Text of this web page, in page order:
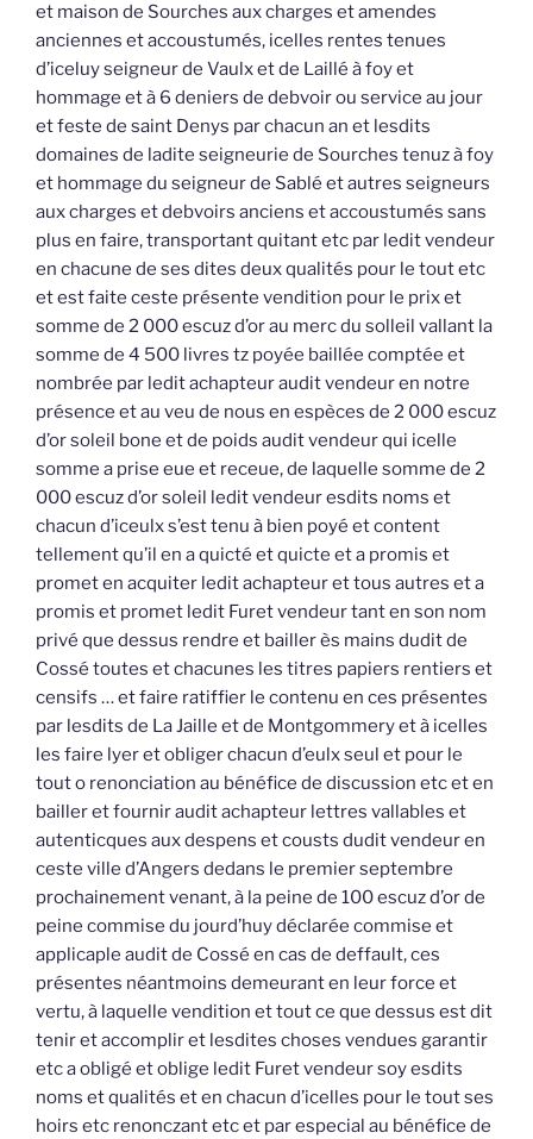
et maison de Sourches aux charges et amendes
anciennes et accoustumés, icelles rentes tenues
d’iceluy seigneur de Vaulx et de Laillé à foy et
hommage et à 6 deniers de debvoir ou service au jour
et feste de saint Denys par chacun an et lesdits
domaines de ladite seigneurie de Sourches tenuz à foy
et hommage du seigneur de Sablé et autres seigneurs
aux charges et debvoirs anciens et accoustumés sans
plus en faire, transportant quitant etc par ledit vendeur
en chacune de ses dites deux qualités pour le tout etc
et est faite ceste présente vendition pour le prix et
somme de 2 000 escuz d’or au merc du solleil vallant la
somme de 4 500 livres tz poyée baillée comptée et
nombrée par ledit achapteur audit vendeur en notre
présence et au veu de nous en espèces de 2 000 escuz
d’or soleil bone et de poids audit vendeur qui icelle
somme a prise eue et receue, de laquelle somme de 2
000 escuz d’or soleil ledit vendeur esdits noms et
chacun d’iceulx s’est tenu à bien poyé et content
tellement qu’il en a quicté et quicte et a promis et
promet en acquiter ledit achapteur et tous autres et a
promis et promet ledit Furet vendeur tant en son nom
privé que dessus rendre et bailler ès mains dudit de
Cossé toutes et chacunes les titres papiers rentiers et
censifs … et faire ratiffier le contenu en ces présentes
par lesdits de La Jaille et de Montgommery et à icelles
les faire lyer et obliger chacun d’eulx seul et pour le
tout o renonciation au bénéfice de discussion etc et en
bailler et fournir audit achapteur lettres vallables et
autenticques aux despens et cousts dudit vendeur en
ceste ville d’Angers dedans le premier septembre
prochainement venant, à la peine de 100 escuz d’or de
peine commise du jourd’huy déclarée commise et
applicaple audit de Cossé en cas de deffault, ces
présentes néantmoins demeurant en leur force et
vertu, à laquelle vendition et tout ce que dessus est dit
tenir et accomplir et lesdites choses vendues garantir
etc a obligé et oblige ledit Furet vendeur soy esdits
noms et qualités et en chacun d’icelles pour le tout ses
hoirs etc renonczant etc et par especial au bénéfice de